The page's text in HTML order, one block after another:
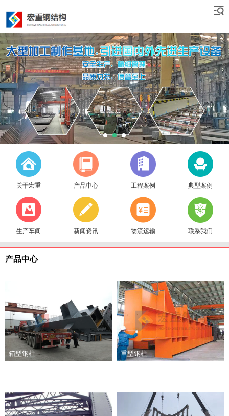
关于宏重 产品中心 工程案例 典型案例
生产车间 新闻资讯 物流运输 联系我们
产品中心
箱型钢柱 重型钢柱